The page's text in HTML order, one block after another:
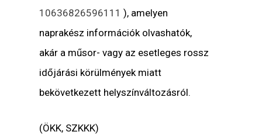
10636826596111), amelyen
naprakész információk olvashatók,
akár a műsor- vagy az esetleges rossz
időjárási körülmények miatt
bekövetkezett helyszínváltozásról.
(ÖKK, SZKKK)